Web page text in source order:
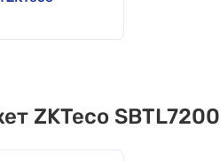
ZKTeco SBTL7200